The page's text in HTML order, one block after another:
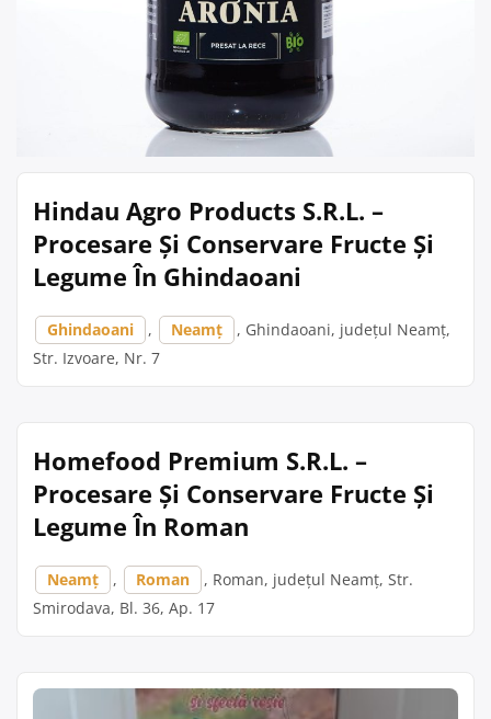
Hindau Agro Products S.R.L. –
Procesare Și Conservare Fructe Și
Legume În Ghindaoani
Ghindaoani , Neamț
, Ghindaoani, județul Neamț,
Str. Izvoare, Nr. 7
Homefood Premium S.R.L. –
Procesare Și Conservare Fructe Și
Legume În Roman
Neamț , Roman
, Roman, județul Neamț, Str.
Smirodava, Bl. 36, Ap. 17